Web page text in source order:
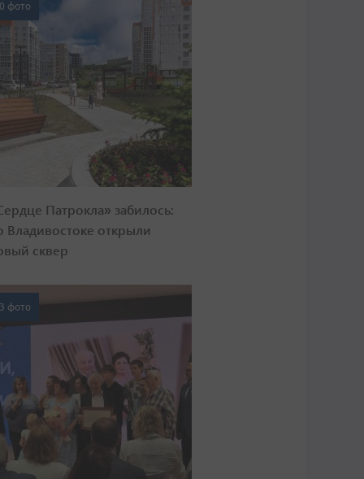
фото
Патрокла» забилось:
Владивостоке открыли
сквер
фото